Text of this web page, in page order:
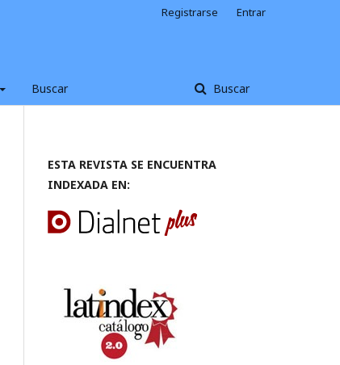
Buscar Buscar
Registrarse Entrar
ESTA REVISTA SE ENCUENTRA
INDEXADA EN: